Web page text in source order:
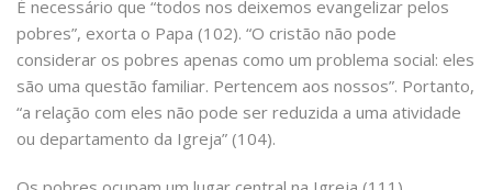
É necessário que “todos nos deixemos evangelizar pelos
pobres”, exorta o Papa (102). “O cristão não pode
considerar os pobres apenas como um problema social: eles
são uma questão familiar. Pertencem aos nossos”. Portanto,
“a relação com eles não pode ser reduzida a uma atividade
ou departamento da Igreja” (104).